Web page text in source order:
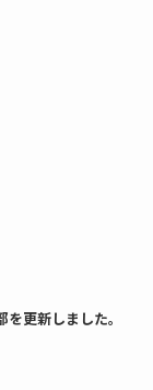
更新しました。